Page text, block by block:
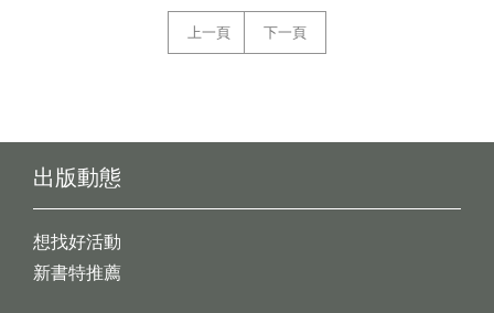
上一頁 下一頁
出版動態
想找好活動
新書特推薦